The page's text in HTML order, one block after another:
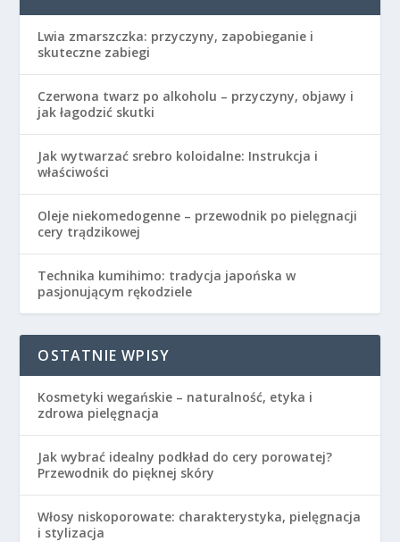
Lwia zmarszczka: przyczyny, zapobieganie i
skuteczne zabiegi
Czerwona twarz po alkoholu – przyczyny, objawy i
jak łagodzić skutki
Jak wytwarzać srebro koloidalne: Instrukcja i
właściwości
Oleje niekomedogenne – przewodnik po pielęgnacji
cery trądzikowej
Technika kumihimo: tradycja japońska w
pasjonującym rękodziele
OSTATNIE WPISY
Kosmetyki wegańskie – naturalność, etyka i
zdrowa pielęgnacja
Jak wybrać idealny podkład do cery porowatej?
Przewodnik do pięknej skóry
Włosy niskoporowate: charakterystyka, pielęgnacja
i stylizacja